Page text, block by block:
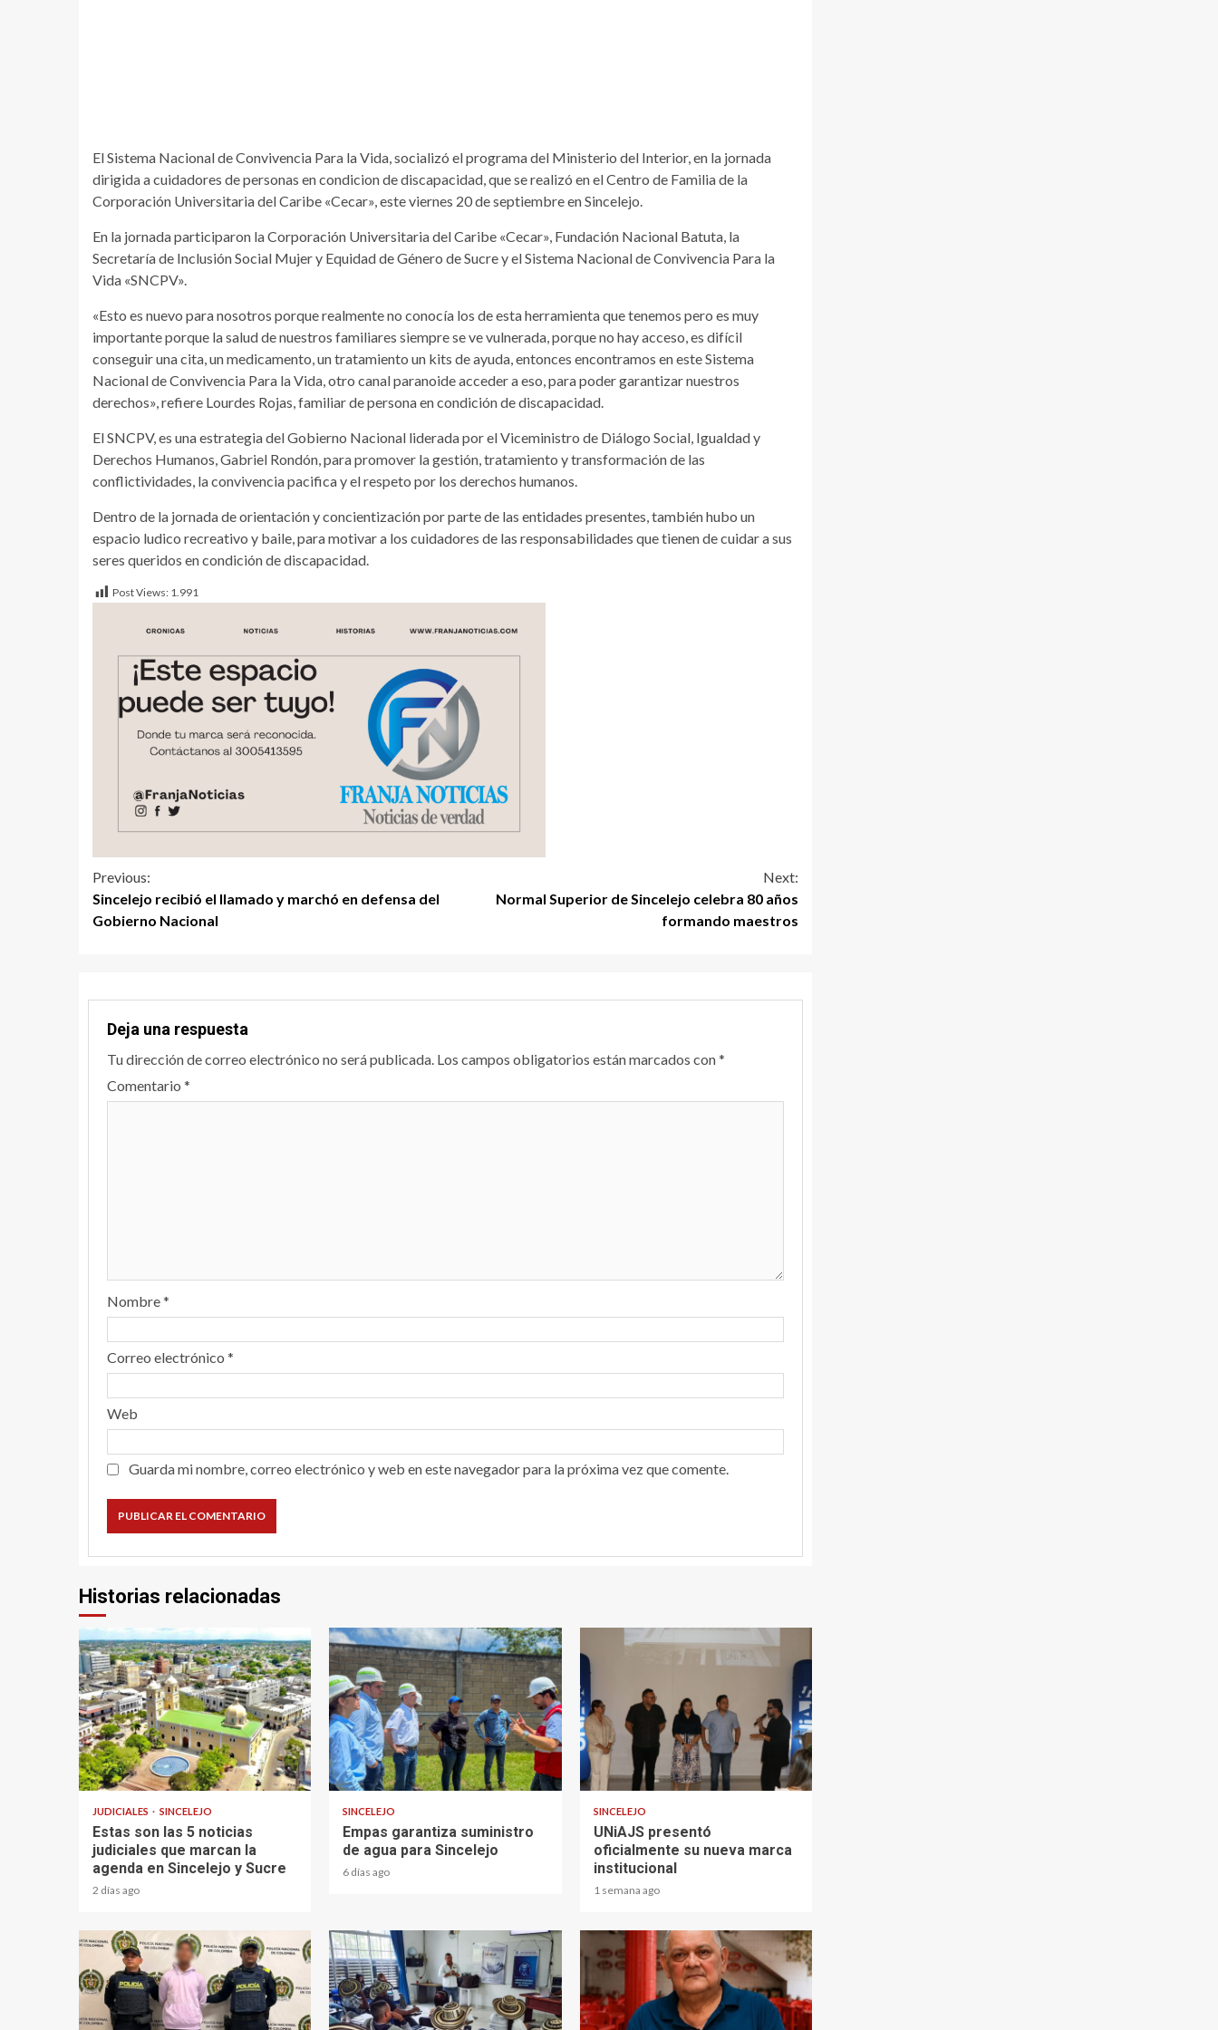
El Sistema Nacional de Convivencia Para la Vida, socializó el programa del Ministerio del Interior, en la jornada
dirigida a cuidadores de personas en condicion de discapacidad, que se realizó en el Centro de Familia de la
Corporación Universitaria del Caribe «Cecar», este viernes 20 de septiembre en Sincelejo.
En la jornada participaron la Corporación Universitaria del Caribe «Cecar», Fundación Nacional Batuta, la
Secretaría de Inclusión Social Mujer y Equidad de Género de Sucre y el Sistema Nacional de Convivencia Para la
Vida «SNCPV».
«Esto es nuevo para nosotros porque realmente no conocía los de esta herramienta que tenemos pero es muy
importante porque la salud de nuestros familiares siempre se ve vulnerada, porque no hay acceso, es difícil
conseguir una cita, un medicamento, un tratamiento un kits de ayuda, entonces encontramos en este Sistema
Nacional de Convivencia Para la Vida, otro canal paranoide acceder a eso, para poder garantizar nuestros
derechos», refiere Lourdes Rojas, familiar de persona en condición de discapacidad.
El SNCPV, es una estrategia del Gobierno Nacional liderada por el Viceministro de Diálogo Social, Igualdad y
Derechos Humanos, Gabriel Rondón, para promover la gestión, tratamiento y transformación de las
conflictividades, la convivencia pacifica y el respeto por los derechos humanos.
Dentro de la jornada de orientación y concientización por parte de las entidades presentes, también hubo un
espacio ludico recreativo y baile, para motivar a los cuidadores de las responsabilidades que tienen de cuidar a sus
seres queridos en condición de discapacidad.
Post Views: 1.991
Previous:
Sincelejo recibió el llamado y marchó en defensa del
Gobierno Nacional
Next:
Normal Superior de Sincelejo celebra 80 años
formando maestros
Deja una respuesta
Tu dirección de correo electrónico no será publicada. Los campos obligatorios están marcados con*
Comentario *
Nombre*
Correo electrónico *
Web
Guarda mi nombre, correo electrónico y web en este navegador para la próxima vez que comente.
Historias relacionadas
2 min read
JUDICIALES SINCELEJO
Estas son las 5 noticias
judiciales que marcan la
agenda en Sincelejo y Sucre
2 días ago
1 min read
SINCELEJO
Empas garantiza suministro
de agua para Sincelejo
6 días ago
2 min read
SINCELEJO
UNiAJS presentó
oficialmente su nueva marca
institucional
1 semana ago